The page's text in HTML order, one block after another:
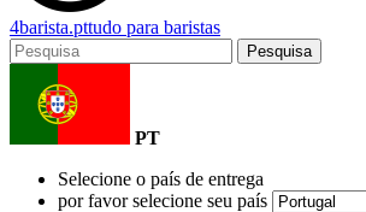
4barista.pttudo para baristas
Pesquisa
PT
Selecione o país de entrega
por favor selecione seu país